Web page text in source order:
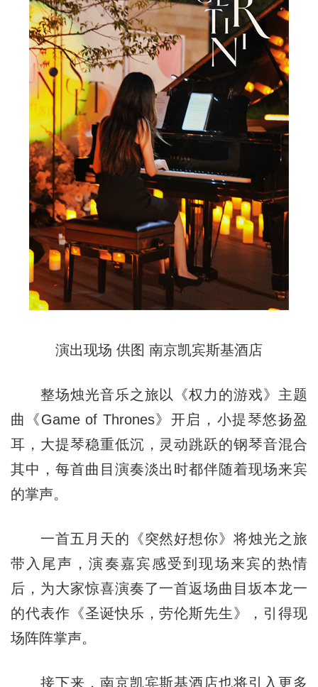
演出现场 供图 南京凯宾斯基酒店
整场烛光音乐之旅以《权力的游戏》主题
曲《Game of Thrones》开启，小提琴悠扬盈
耳，大提琴稳重低沉，灵动跳跃的钢琴音混合
其中，每首曲目演奏淡出时都伴随着现场来宾
的掌声。
一首五月天的《突然好想你》将烛光之旅
带入尾声，演奏嘉宾感受到现场来宾的热情
后，为大家惊喜演奏了一首返场曲目坂本龙一
的代表作《圣诞快乐，劳伦斯先生》，引得现
场阵阵掌声。
接下来，南京凯宾斯基酒店也将引入更多